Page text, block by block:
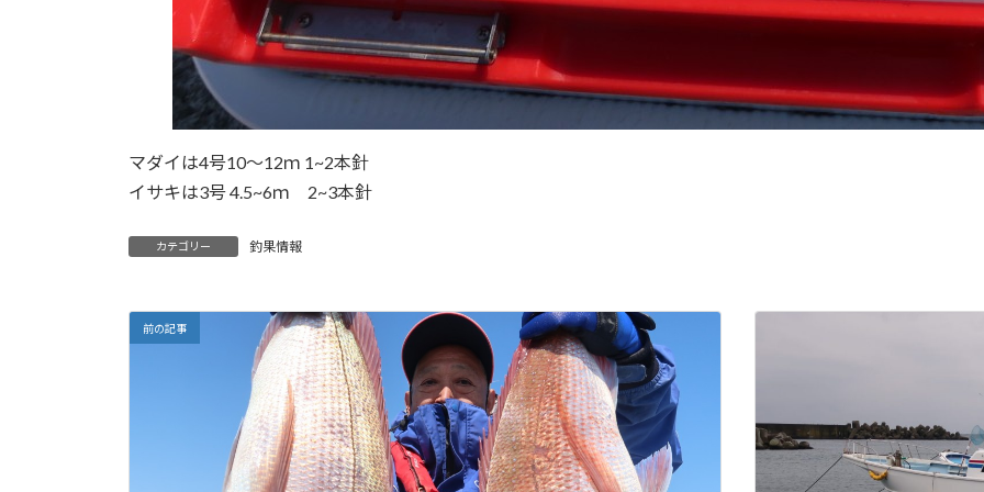
マダイは4号10～12ｍ 1~2本針
イサキは3号 4.5~6ｍ 2~3本針
カテゴリー 釣果情報
前の記事